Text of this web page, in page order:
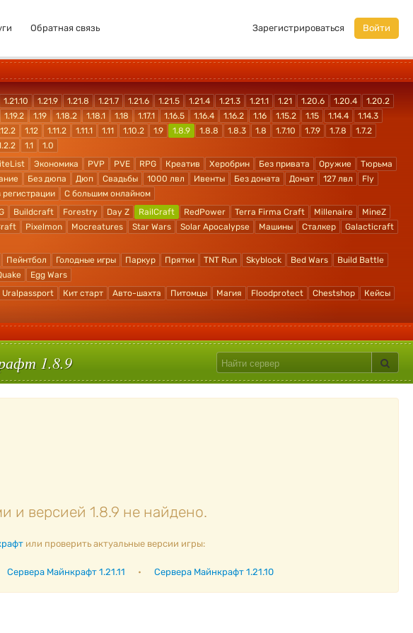
Обратная связь Зарегистрироваться Войти
1.21.10 1.21.9 1.21.8 1.21.7 1.21.6 1.21.5 1.21.4 1.21.3 1.21.1 1.21 1.20.6 1.20.4
1.20.2
1.19.2 1.19 1.18.2 1.18.1 1.18 1.17.1 1.16.5 1.16.4 1.16.2 1.16 1.15.2 1.15 1.14.4
1.14.3
1.12 1.11.2 1.11.1 1.11 1.10.2 1.9 1.8.9 1.8.8 1.8.3 1.8 1.7.10 1.7.9 1.7.8
1.7.2
1.1
1.0
Экономика PVP PVE RPG Креатив Херобрин Без привата Оружие
Тюрьма
Без дюпа Дюп Свадьбы 1000 лвл Ивенты Без доната Донат 127 лвл
Fly
регистрации
С большим онлайном
Buildcraft Forestry Day Z RailCraft RedPower Terra Firma Craft Millenaire
MineZ
Pixelmon Mocreatures Star Wars Solar Apocalypse Машины Сталкер
Galacticraft
Пейнтбол Голодные игры Паркур Прятки TNT Run Skyblock Bed Wars
Build Battle
Egg Wars
Uralpassport Кит старт Авто-шахта Питомцы Магия Floodprotect Chestshop
Кейсы
1.8.9
и версией 1.8.9 не найдено.
или проверить актуальные версии игры:
Сервера Майнкрафт 1.21.11 • Сервера Майнкрафт 1.21.10